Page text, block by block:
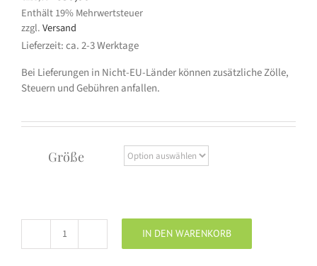
Preis
war:
€159,00
Preis
€80,00.
Enthält 19% Mehrwertsteuer
zzgl.Versand
Lieferzeit: ca. 2-3 Werktage
Bei Lieferungen in Nicht-EU-Länder können zusätzliche Zölle,
Steuern und Gebühren anfallen.
Größe
PENN
IN DEN WARENKORB